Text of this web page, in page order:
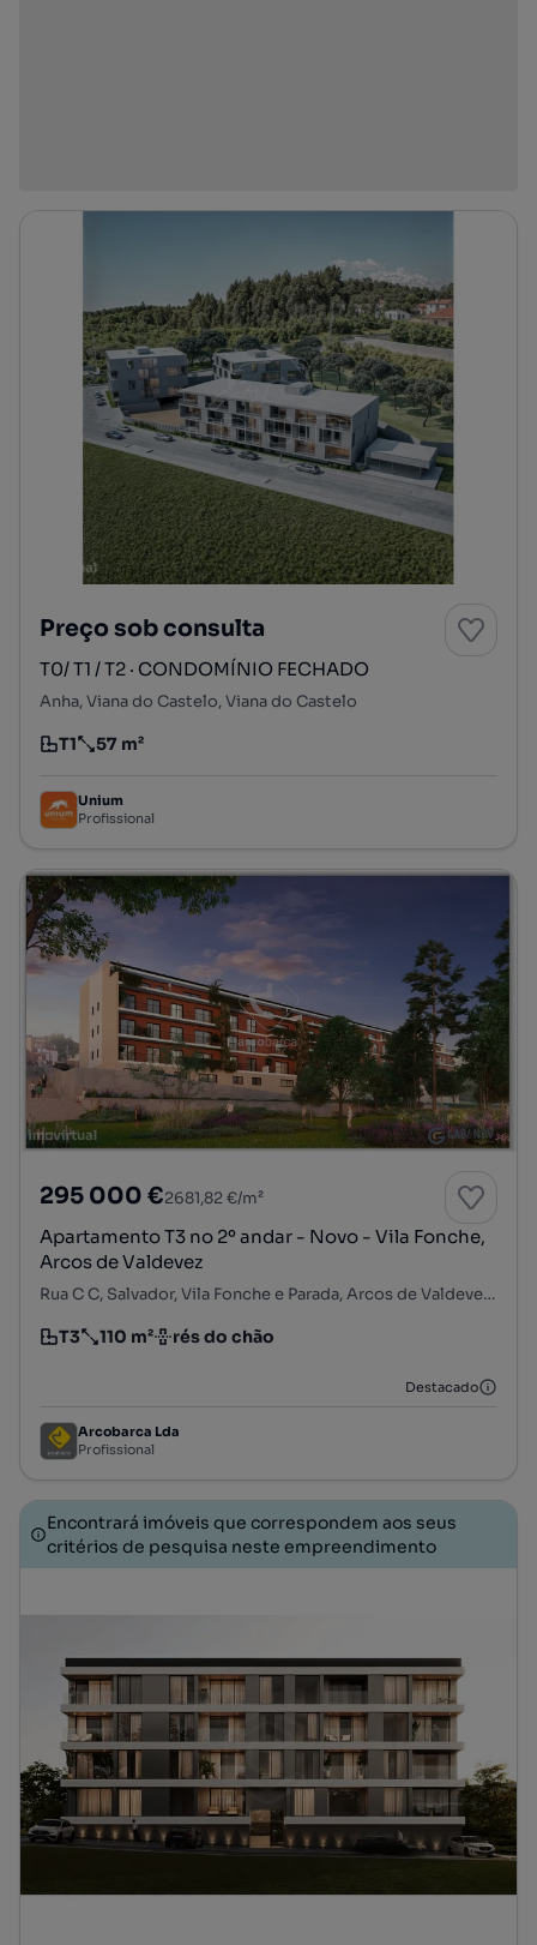
Preço sob consulta
T0/ T1 / T2 · CONDOMÍNIO FECHADO
Anha, Viana do Castelo, Viana do Castelo
Tipologia
T1
Preço por metro quadrado
57 m²
Unium
Profissional
295 000 €2681,82 €/m²
Apartamento T3 no 2º andar - Novo - Vila Fonche,
Arcos de Valdevez
Rua C C, Salvador, Vila Fonche e Parada, Arcos de Valdevez, Viana do Castelo
Tipologia
T3
Preço por metro quadrado
110 m²
Andar rés do chão
Destacado
Arcobarca Lda
Profissional
Encontrará imóveis que correspondem aos seus
critérios de pesquisa neste empreendimento